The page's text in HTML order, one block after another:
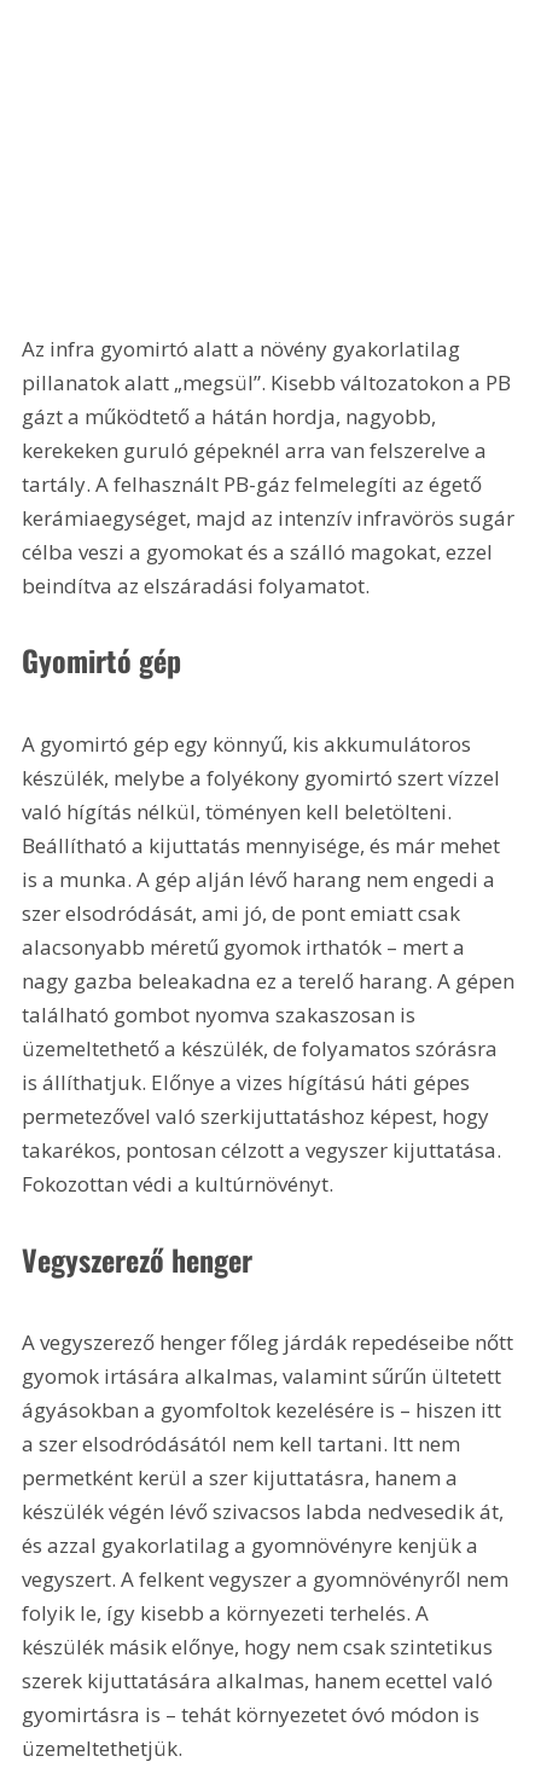
Az infra gyomirtó alatt a növény gyakorlatilag
pillanatok alatt „megsül”. Kisebb változatokon a PB
gázt a működtető a hátán hordja, nagyobb,
kerekeken guruló gépeknél arra van felszerelve a
tartály. A felhasznált PB-gáz felmelegíti az égető
kerámiaegységet, majd az intenzív infravörös sugár
célba veszi a gyomokat és a szálló magokat, ezzel
beindítva az elszáradási folyamatot.
Gyomirtó gép
A gyomirtó gép egy könnyű, kis akkumulátoros
készülék, melybe a folyékony gyomirtó szert vízzel
való hígítás nélkül, töményen kell beletölteni.
Beállítható a kijuttatás mennyisége, és már mehet
is a munka. A gép alján lévő harang nem engedi a
szer elsodródását, ami jó, de pont emiatt csak
alacsonyabb méretű gyomok irthatók – mert a
nagy gazba beleakadna ez a terelő harang. A gépen
található gombot nyomva szakaszosan is
üzemeltethető a készülék, de folyamatos szórásra
is állíthatjuk. Előnye a vizes hígítású háti gépes
permetezővel való szerkijuttatáshoz képest, hogy
takarékos, pontosan célzott a vegyszer kijuttatása.
Fokozottan védi a kultúrnövényt.
Vegyszerező henger
A vegyszerező henger főleg járdák repedéseibe nőtt
gyomok irtására alkalmas, valamint sűrűn ültetett
ágyásokban a gyomfoltok kezelésére is – hiszen itt
a szer elsodródásától nem kell tartani. Itt nem
permetként kerül a szer kijuttatásra, hanem a
készülék végén lévő szivacsos labda nedvesedik át,
és azzal gyakorlatilag a gyomnövényre kenjük a
vegyszert. A felkent vegyszer a gyomnövényről nem
folyik le, így kisebb a környezeti terhelés. A
készülék másik előnye, hogy nem csak szintetikus
szerek kijuttatására alkalmas, hanem ecettel való
gyomirtásra is – tehát környezetet óvó módon is
üzemeltethetjük.